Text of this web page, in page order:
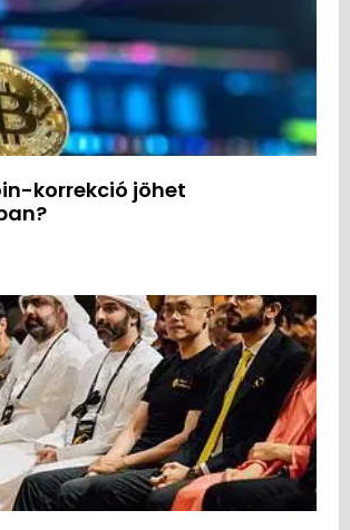
korrekció jöhet